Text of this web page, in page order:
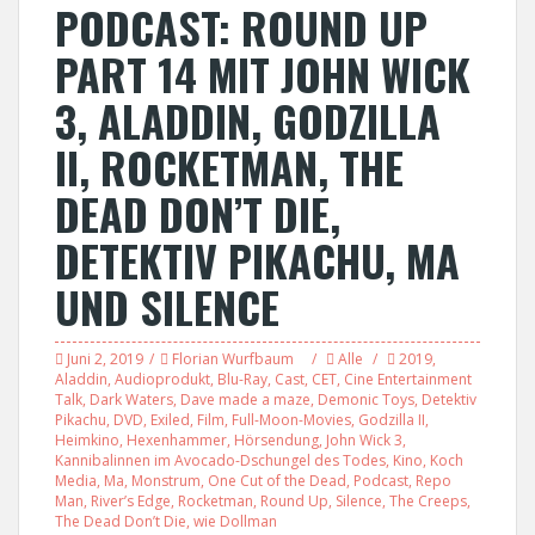
PODCAST: ROUND UP
PART 14 MIT JOHN WICK
3, ALADDIN, GODZILLA
II, ROCKETMAN, THE
DEAD DON’T DIE,
DETEKTIV PIKACHU, MA
UND SILENCE
Juni 2, 2019 Florian Wurfbaum Alle 2019,
Aladdin, Audioprodukt, Blu-Ray, Cast, CET, Cine Entertainment
Talk, Dark Waters, Dave made a maze, Demonic Toys, Detektiv
Pikachu, DVD, Exiled, Film, Full-Moon-Movies, Godzilla II,
Heimkino, Hexenhammer, Hörsendung, John Wick 3,
Kannibalinnen im Avocado-Dschungel des Todes, Kino, Koch
Media, Ma, Monstrum, One Cut of the Dead, Podcast, Repo
Man, River’s Edge, Rocketman, Round Up, Silence, The Creeps,
The Dead Don’t Die, wie Dollman